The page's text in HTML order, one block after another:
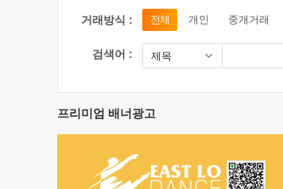
거래방식 : 전체 개인 중개거래
검색어 : 제목
프리미엄 배너광고